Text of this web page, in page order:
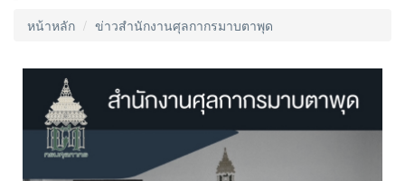
หน้าหลัก ข่าวสำนักงานศุลกากรมาบตาพุด